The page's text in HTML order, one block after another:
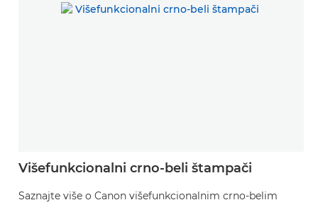
Višefunkcionalni crno-beli štampači
Saznajte više o Canon višefunkcionalnim crno-belim